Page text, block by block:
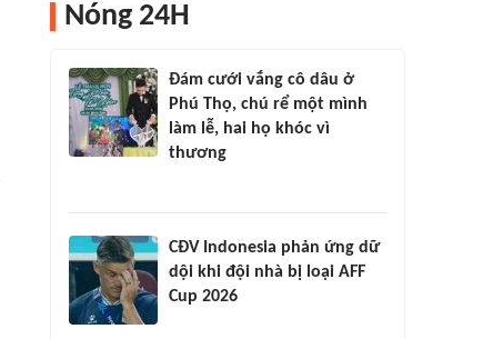
Nóng 24H
Đám cưới vắng cô dâu ở
Phú Thọ, chú rể một mình
làm lễ, hai họ khóc vì
thương
CĐV Indonesia phản ứng dữ
dội khi đội nhà bị loại AFF
Cup 2026